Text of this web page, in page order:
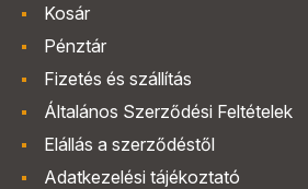
Kosár
Pénztár
Fizetés és szállítás
Általános Szerződési Feltételek
Elállás a szerződéstől
Adatkezelési tájékoztató